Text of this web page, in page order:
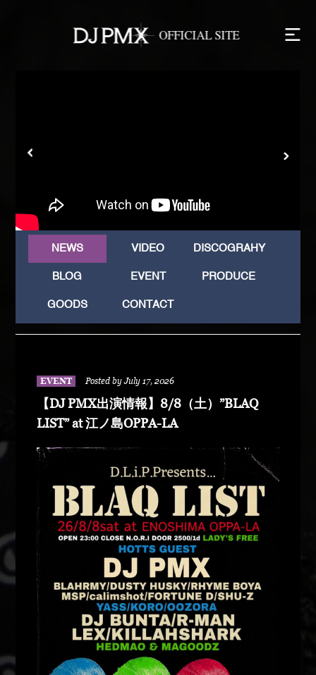
NEWS VIDEO DISCOGRAHY
BLOG EVENT PRODUCE
GOODS CONTACT
EVENT Posted by July 17, 2026
【DJ PMX出演情報】8/8（土）”BLAQ
LIST” at 江ノ島OPPA-LA